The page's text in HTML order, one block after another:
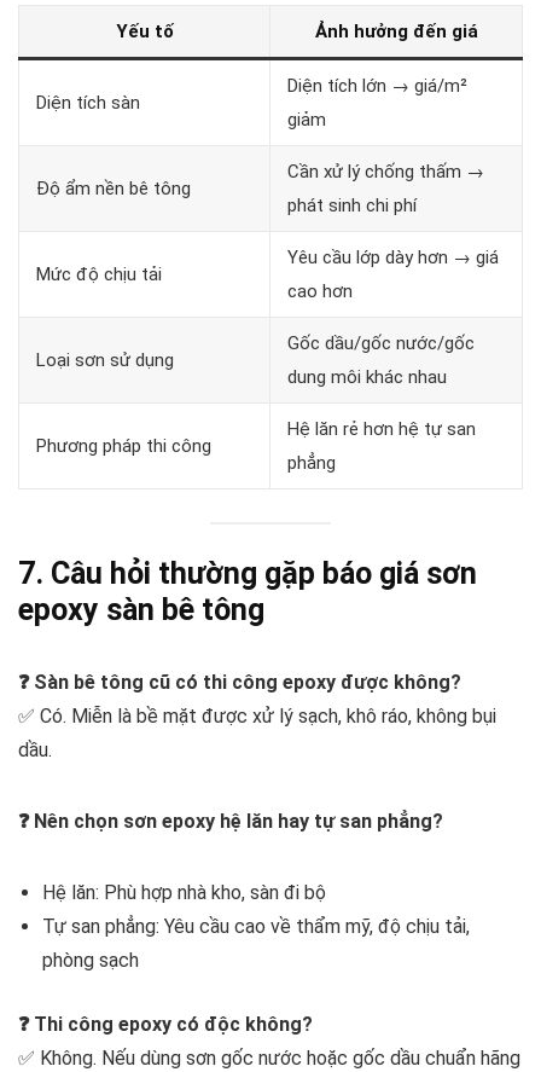
Yếu tố Ảnh hưởng đến giá
Diện tích sàn
Diện tích lớn → giá/m²
giảm
Độ ẩm nền bê tông
Cần xử lý chống thấm →
phát sinh chi phí
Mức độ chịu tải
Yêu cầu lớp dày hơn → giá
cao hơn
Loại sơn sử dụng
Gốc dầu/gốc nước/gốc
dung môi khác nhau
Phương pháp thi công
Hệ lăn rẻ hơn hệ tự san
phẳng
7. Câu hỏi thường gặp báo giá sơn
epoxy sàn bê tông
❓ Sàn bê tông cũ có thi công epoxy được không?
✅ Có. Miễn là bề mặt được xử lý sạch, khô ráo, không bụi
dầu.
❓ Nên chọn sơn epoxy hệ lăn hay tự san phẳng?
Hệ lăn: Phù hợp nhà kho, sàn đi bộ
Tự san phẳng: Yêu cầu cao về thẩm mỹ, độ chịu tải,
phòng sạch
❓ Thi công epoxy có độc không?
✅ Không. Nếu dùng sơn gốc nước hoặc gốc dầu chuẩn hãng